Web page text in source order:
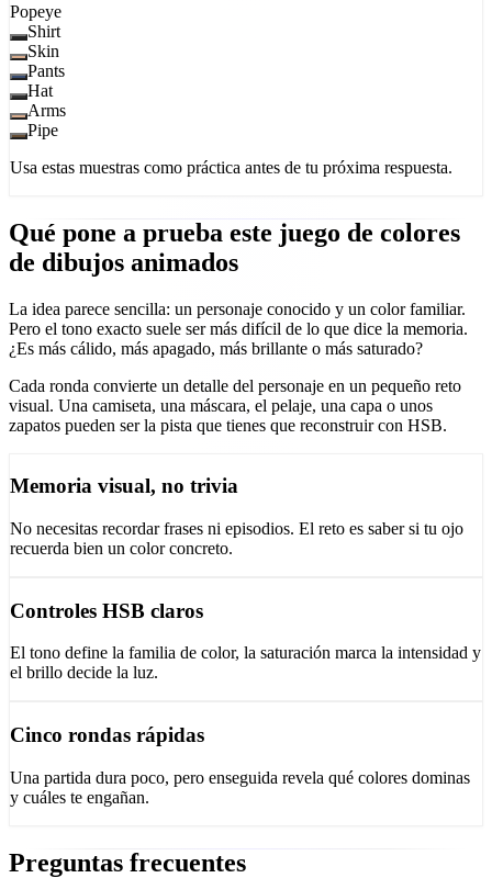
Popeye
Shirt
Skin
Pants
Hat
Arms
Pipe
Usa estas muestras como práctica antes de tu próxima respuesta.
Qué pone a prueba este juego de colores
de dibujos animados
La idea parece sencilla: un personaje conocido y un color familiar.
Pero el tono exacto suele ser más difícil de lo que dice la memoria.
¿Es más cálido, más apagado, más brillante o más saturado?
Cada ronda convierte un detalle del personaje en un pequeño reto
visual. Una camiseta, una máscara, el pelaje, una capa o unos
zapatos pueden ser la pista que tienes que reconstruir con HSB.
Memoria visual, no trivia
No necesitas recordar frases ni episodios. El reto es saber si tu ojo
recuerda bien un color concreto.
Controles HSB claros
El tono define la familia de color, la saturación marca la intensidad y
el brillo decide la luz.
Cinco rondas rápidas
Una partida dura poco, pero enseguida revela qué colores dominas
y cuáles te engañan.
Preguntas frecuentes